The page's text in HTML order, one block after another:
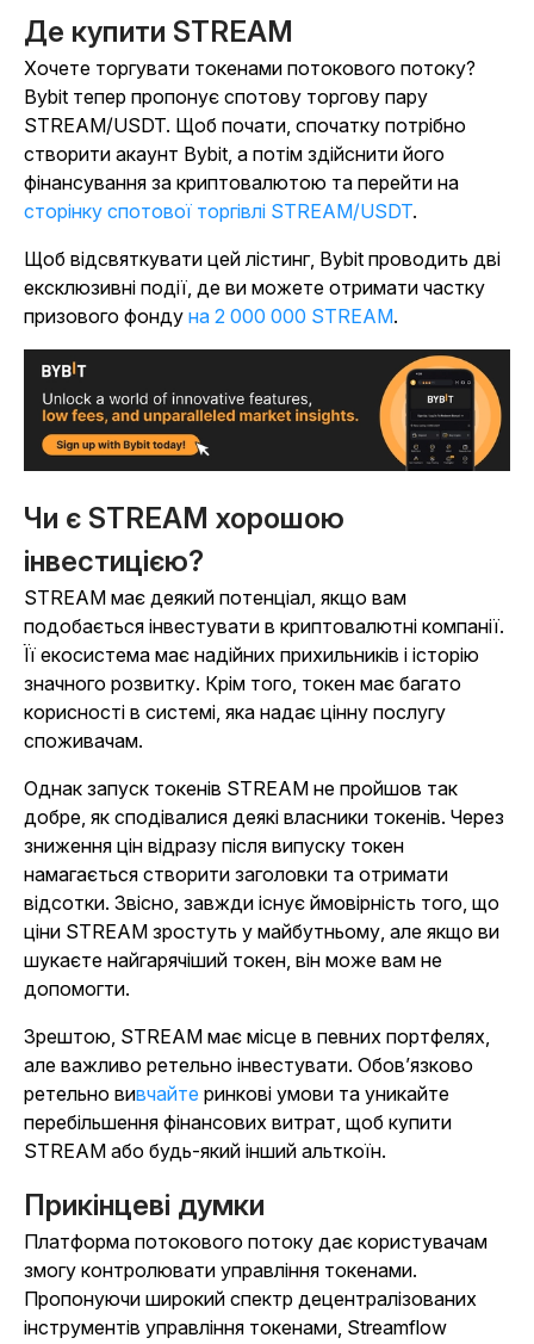
Де купити STREAM
Хочете торгувати токенами потокового потоку?
Bybit тепер пропонує спотову торгову пару
STREAM/USDT. Щоб почати, спочатку потрібно
створити акаунт Bybit, а потім здійснити його
фінансування за криптовалютою та перейти на
сторінку спотової торгівлі STREAM/USDT.
Щоб відсвяткувати цей лістинг, Bybit проводить дві
ексклюзивні події, де ви можете отримати частку
призового фонду на 2 000 000 STREAM.
Чи є STREAM хорошою
інвестицією?
STREAM має деякий потенціал, якщо вам
подобається інвестувати в криптовалютні компанії.
Її екосистема має надійних прихильників і історію
значного розвитку. Крім того, токен має багато
корисності в системі, яка надає цінну послугу
споживачам.
Однак запуск токенів STREAM не пройшов так
добре, як сподівалися деякі власники токенів. Через
зниження цін відразу після випуску токен
намагається створити заголовки та отримати
відсотки. Звісно, завжди існує ймовірність того, що
ціни STREAM зростуть у майбутньому, але якщо ви
шукаєте найгарячіший токен, він може вам не
допомогти.
Зрештою, STREAM має місце в певних портфелях,
але важливо ретельно інвестувати. Обов’язково
ретельно вивчайте ринкові умови та уникайте
перебільшення фінансових витрат, щоб купити
STREAM або будь-який інший альткоїн.
Прикінцеві думки
Платформа потокового потоку дає користувачам
змогу контролювати управління токенами.
Пропонуючи широкий спектр децентралізованих
інструментів управління токенами, Streamflow